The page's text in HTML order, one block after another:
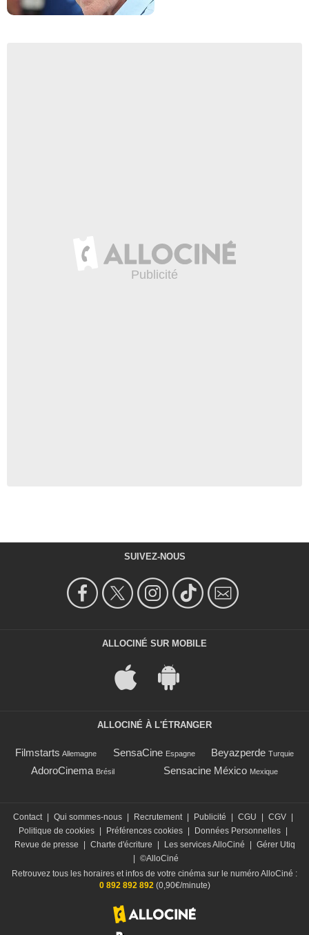
SUIVEZ-NOUS
ALLOCINÉ SUR MOBILE
ALLOCINÉ À L'ÉTRANGER
Filmstarts Allemagne SensaCine Espagne Beyazperde Turquie
AdoroCinema Brésil Sensacine México Mexique
Contact Qui sommes-nous Recrutement Publicité CGU CGV
Politique de cookies
Préférences cookies Données Personnelles
Revue de presse
Charte d'écriture Les services AlloCiné
Gérer Utiq
©AlloCiné
Retrouvez tous les horaires et infos de votre cinéma sur le numéro AlloCiné :
0 892 892 892(0,90€/minute)